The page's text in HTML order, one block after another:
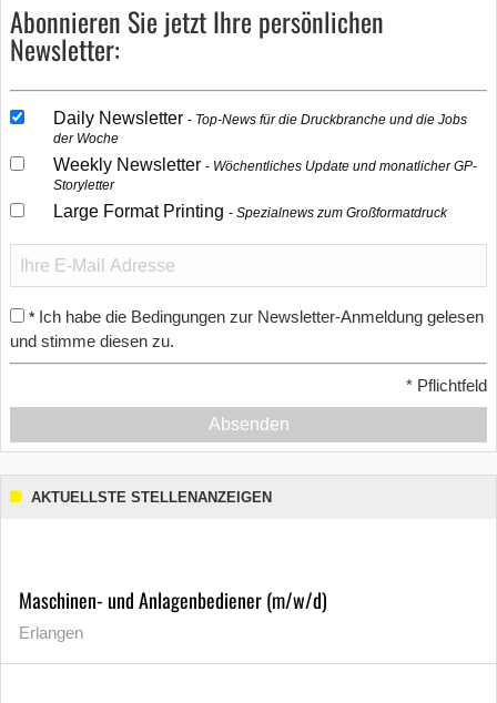
Abonnieren Sie jetzt Ihre persönlichen
Newsletter:
Daily Newsletter
Top-News für die Druckbranche und die Jobs
der Woche
Weekly Newsletter
Wöchentliches Update und monatlicher GP-
Storyletter
Large Format Printing Spezialnews zum Großformatdruck
* Ich habe die Bedingungen zur Newsletter-Anmeldung gelesen
und stimme diesen zu.
* Pflichtfeld
Absenden
AKTUELLSTE STELLENANZEIGEN
Maschinen- und Anlagenbediener (m/w/d)
Erlangen